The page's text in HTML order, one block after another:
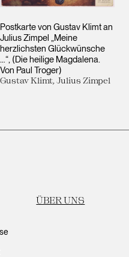
Postkarte von Gustav Klimt an
Julius Zimpel „Meine
herzlichsten Glückwünsche
…“, (Die heilige Magdalena.
Von Paul Troger)
Gustav Klimt, Julius Zimpel
ÜBER UNS